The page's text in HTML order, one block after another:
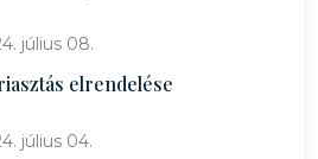
július 08.
elrendelése
július 04.